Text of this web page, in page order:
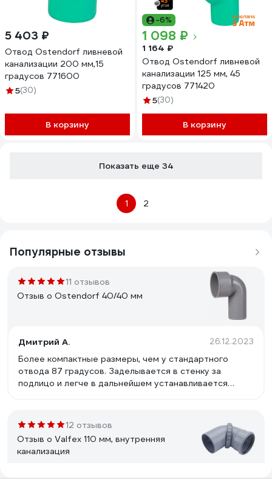
5 403 ₽
Отвод Ostendorf ливневой
канализации 200 мм,15
градусов 771600
5(30)
В корзину
-6%
1 098 ₽
1 164 ₽
Отвод Ostendorf ливневой
канализации 125 мм, 45
градусов 771420
5(30)
В корзину
Показать еще 34
1 2
Популярные отзывы
11 отзывов
Отзыв о Ostendorf 40/40 мм
Дмитрий А. 26.12.2023
Более компактные размеры, чем у стандартного
отвода 87 градусов. Заделывается в стенку за
подлицо и легче в дальнейшем устанавливается
12 отзывов
Отзыв о Valfex 110 мм, внутренняя
канализация